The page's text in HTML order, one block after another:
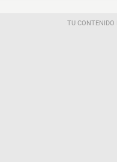
TU CONTENIDO